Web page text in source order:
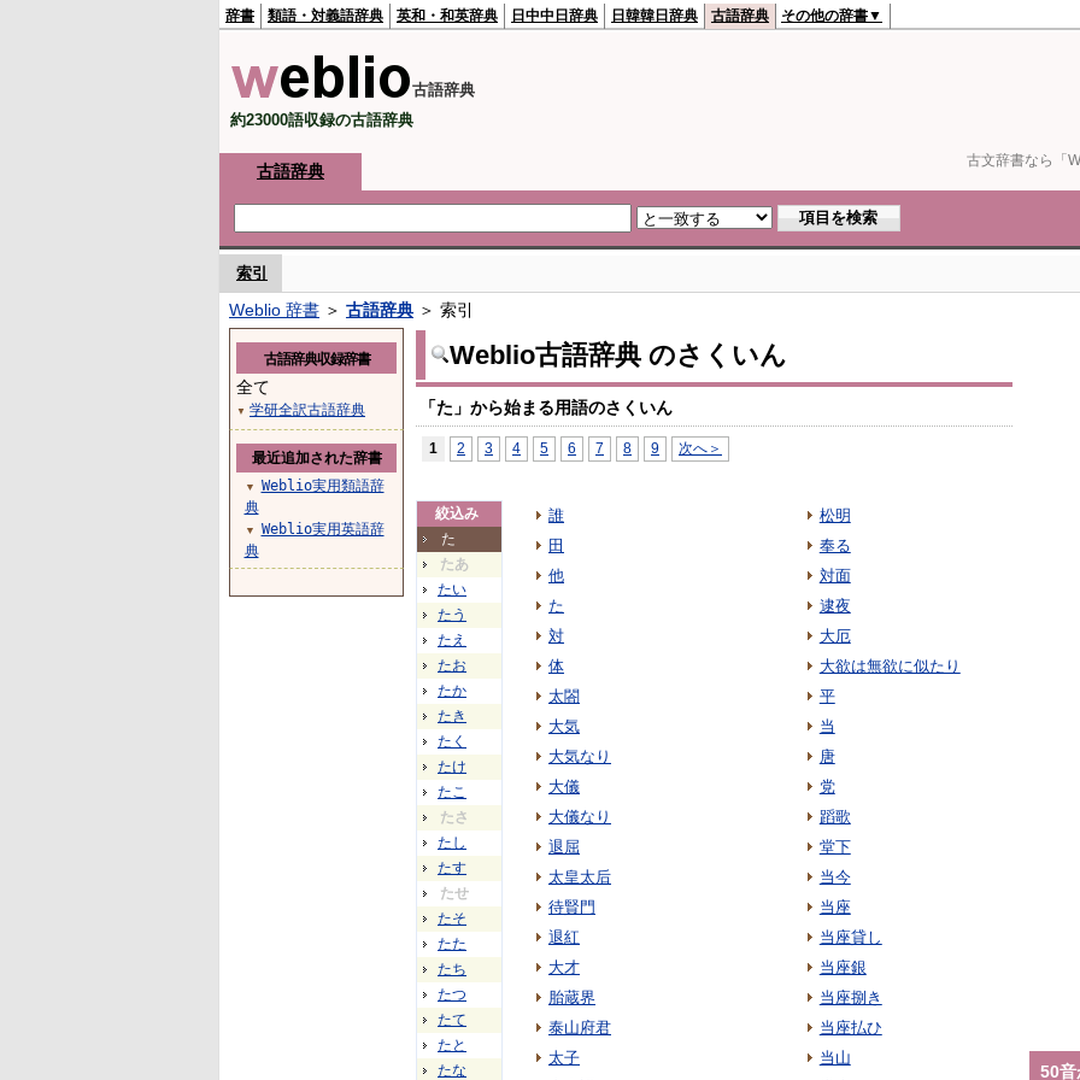
古文辞書なら「
辞書 類語・対義語辞典 英和・和英辞典 日中中日辞典 日韓韓日辞典 古語辞典 その他の辞書▼
古語辞典
約23000語収録の古語辞典
古語辞典
索引
Weblio 辞書 ＞ 古語辞典 ＞ 索引
Weblio古語辞典 のさくいん
「た」から始まる用語のさくいん
1 2 3 4 5 6 7 8 9 次へ＞
絞込み
た
たあ
たい
たう
たえ
たお
たか
たき
たく
たけ
たこ
たさ
たし
たす
たせ
たそ
たた
たち
たつ
たて
たと
たな
誰
田
他
た
対
体
太閤
大気
大気なり
大儀
大儀なり
退屈
太皇太后
待賢門
退紅
大才
胎蔵界
泰山府君
太子
松明
奉る
対面
逮夜
大厄
大欲は無欲に似たり
平
当
唐
党
蹈歌
堂下
当今
当座
当座貸し
当座銀
当座捌き
当座払ひ
当山
古語辞典収録辞書
全て
▼ 学研全訳古語辞典
最近追加された辞書
▼
Weblio実用類語辞
典
▼
Weblio実用英語辞
典
50音